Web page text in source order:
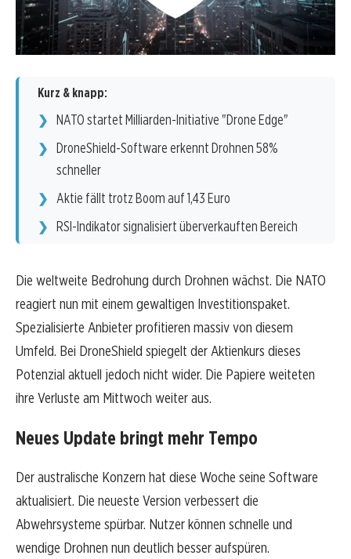
Kurz & knapp:
NATO startet Milliarden-Initiative "Drone Edge"
DroneShield-Software erkennt Drohnen 58%
schneller
Aktie fällt trotz Boom auf 1,43 Euro
RSI-Indikator signalisiert überverkauften Bereich
Die weltweite Bedrohung durch Drohnen wächst. Die NATO
reagiert nun mit einem gewaltigen Investitionspaket.
Spezialisierte Anbieter profitieren massiv von diesem
Umfeld. Bei DroneShield spiegelt der Aktienkurs dieses
Potenzial aktuell jedoch nicht wider. Die Papiere weiteten
ihre Verluste am Mittwoch weiter aus.
Neues Update bringt mehr Tempo
Der australische Konzern hat diese Woche seine Software
aktualisiert. Die neueste Version verbessert die
Abwehrsysteme spürbar. Nutzer können schnelle und
wendige Drohnen nun deutlich besser aufspüren.